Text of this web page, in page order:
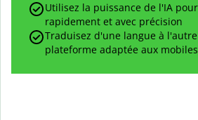
Utilisez la puissance de l'IA
rapidement et avec précision
Traduisez d'une langue à
plateforme adaptée aux mobiles